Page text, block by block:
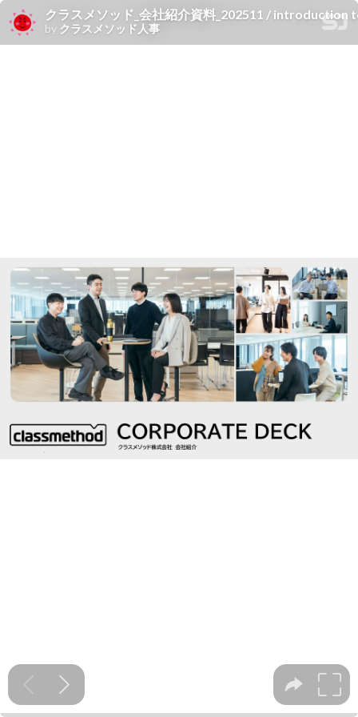
クラスメソッド_会社紹介資料_202511 /
by クラスメソッド人事